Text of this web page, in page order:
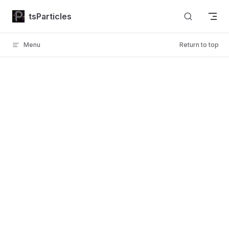
Skip to content
tsParticles
Menu Return to top